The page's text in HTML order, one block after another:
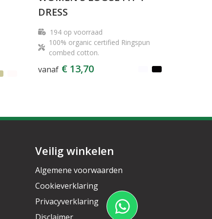
DRESS
194 op voorraad
100% organic certified Ringspun
combed cotton.
vanaf € 13,70
Veilig winkelen
Algemene voorwaarden
Cookieverklaring
Privacyverklaring